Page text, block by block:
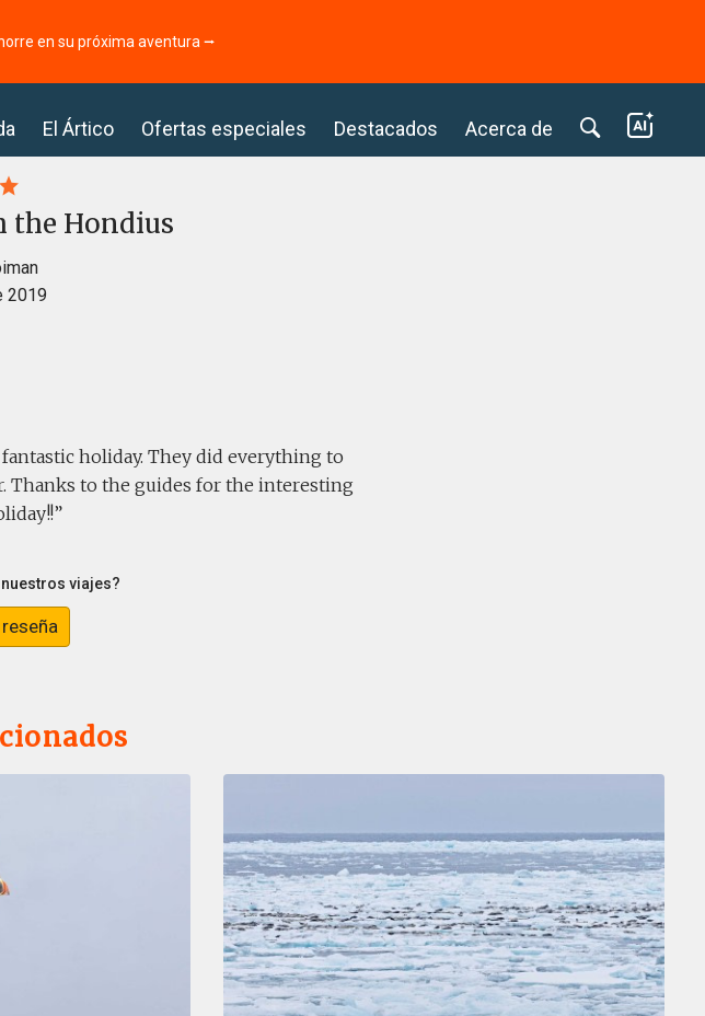
en su próxima aventura ⭢
El Ártico Ofertas especiales Destacados Acerca de
Hondius
2019
holiday. They did everything to
Thanks to the guides for the interesting
viajes?